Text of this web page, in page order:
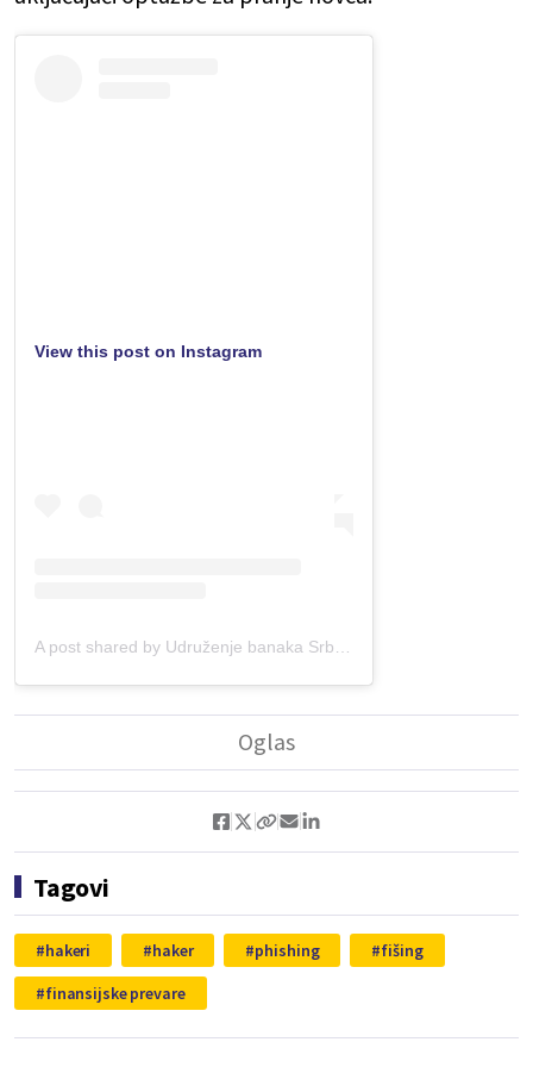
View this post on Instagram
Tagovi
hakeri haker phishing
fišing
finansijske prevare